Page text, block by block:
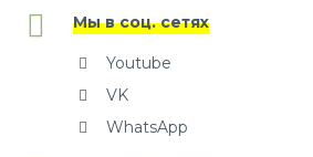
Мы в соц. сетях
Youtube
VK
WhatsApp